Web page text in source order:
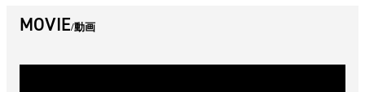
MOVIE 動画